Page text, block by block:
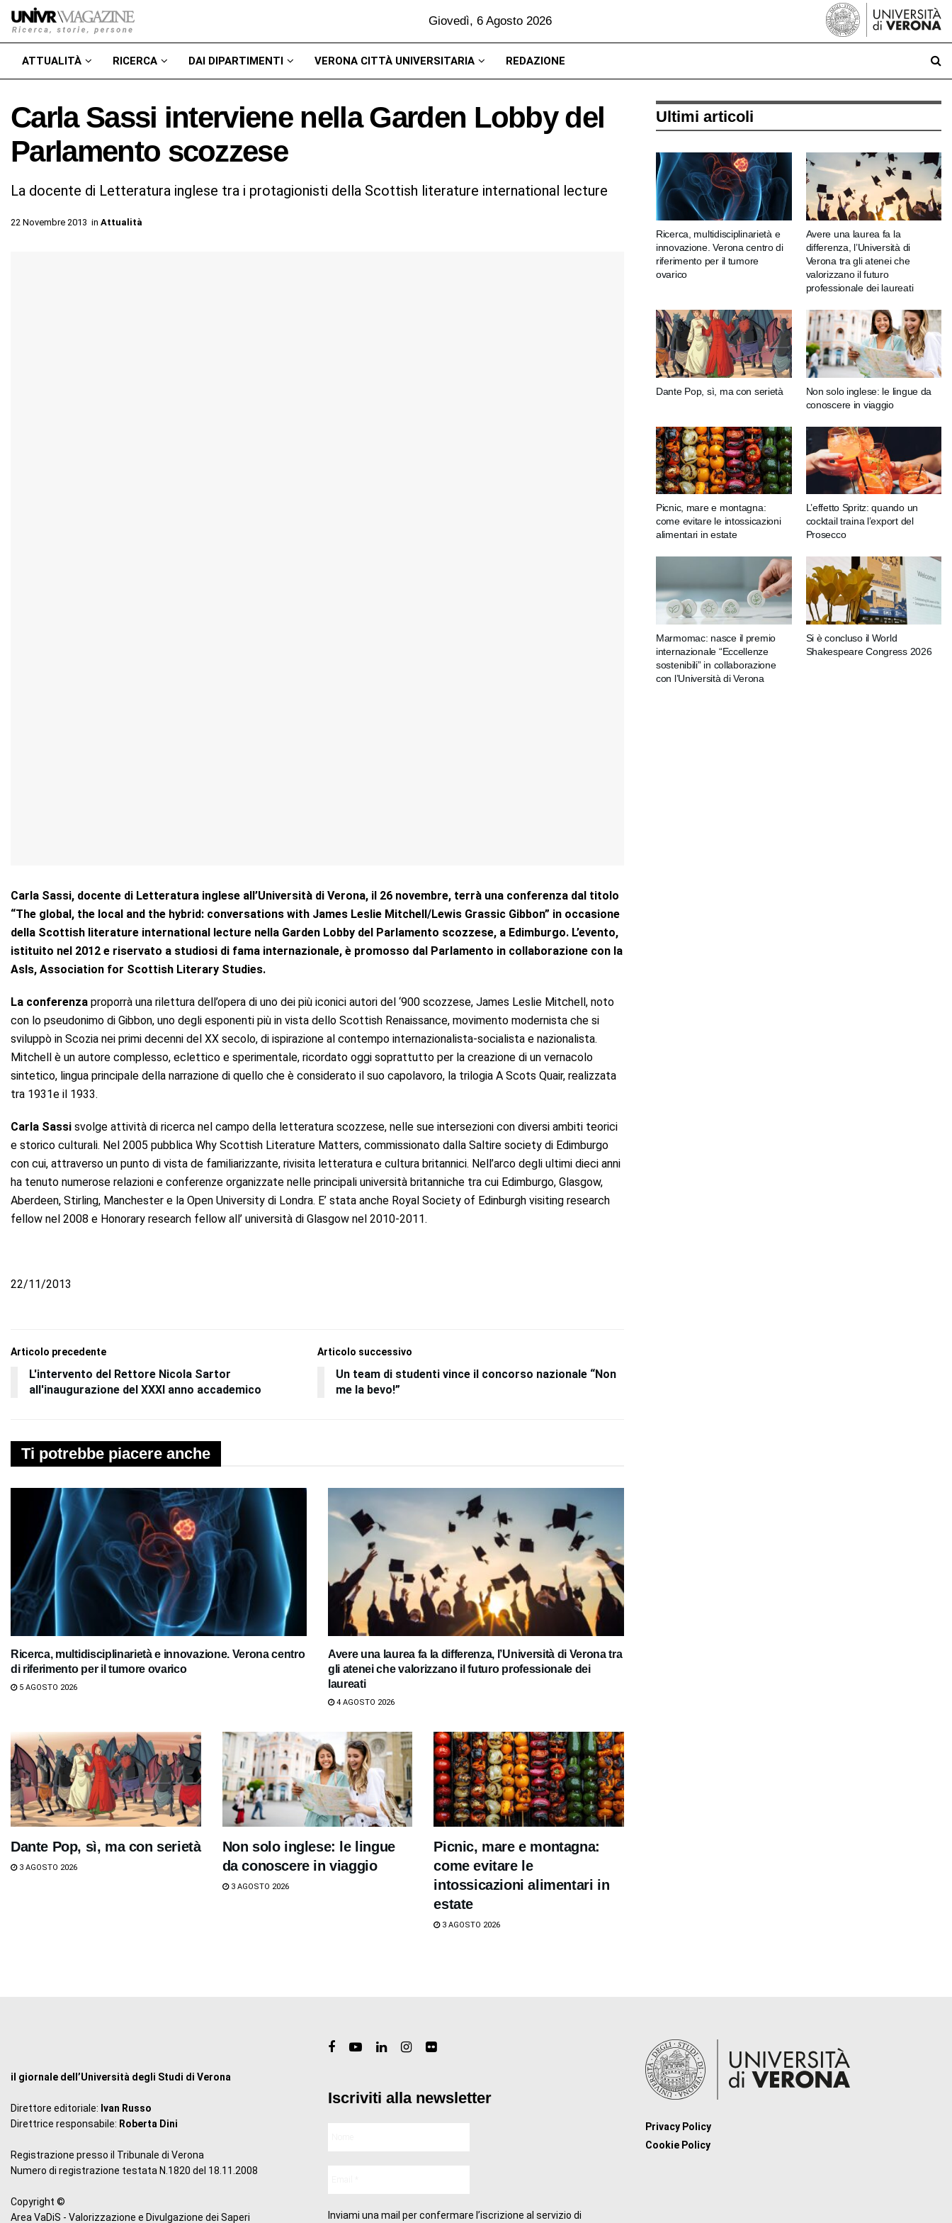
Giovedì, 6 Agosto 2026
ATTUALITÀ RICERCA DAI DIPARTIMENTI VERONA CITTÀ UNIVERSITARIA REDAZIONE
Carla Sassi interviene nella Garden Lobby del
Parlamento scozzese
La docente di Letteratura inglese tra i protagionisti della Scottish literature international lecture
22 Novembre 2013 in Attualità
Carla Sassi, docente di Letteratura inglese all’Università di Verona, il 26 novembre, terrà una conferenza dal titolo
“The global, the local and the hybrid: conversations with James Leslie Mitchell/Lewis Grassic Gibbon” in occasione
della Scottish literature international lecture nella Garden Lobby del Parlamento scozzese, a Edimburgo. L’evento,
istituito nel 2012 e riservato a studiosi di fama internazionale, è promosso dal Parlamento in collaborazione con la
Asls, Association for Scottish Literary Studies.
La conferenza proporrà una rilettura dell’opera di uno dei più iconici autori del ‘900 scozzese, James Leslie Mitchell, noto
con lo pseudonimo di Gibbon, uno degli esponenti più in vista dello Scottish Renaissance, movimento modernista che si
sviluppò in Scozia nei primi decenni del XX secolo, di ispirazione al contempo internazionalista-socialista e nazionalista.
Mitchell è un autore complesso, eclettico e sperimentale, ricordato oggi soprattutto per la creazione di un vernacolo
sintetico, lingua principale della narrazione di quello che è considerato il suo capolavoro, la trilogia A Scots Quair, realizzata
tra 1931e il 1933.
Carla Sassi svolge attività di ricerca nel campo della letteratura scozzese, nelle sue intersezioni con diversi ambiti teorici
e storico culturali. Nel 2005 pubblica Why Scottish Literature Matters, commissionato dalla Saltire society di Edimburgo
con cui, attraverso un punto di vista de familiarizzante, rivisita letteratura e cultura britannici. Nell’arco degli ultimi dieci anni
ha tenuto numerose relazioni e conferenze organizzate nelle principali università britanniche tra cui Edimburgo, Glasgow,
Aberdeen, Stirling, Manchester e la Open University di Londra. E’ stata anche Royal Society of Edinburgh visiting research
fellow nel 2008 e Honorary research fellow all’ università di Glasgow nel 2010-2011.
22/11/2013
Articolo precedente
L'intervento del Rettore Nicola Sartor
all'inaugurazione del XXXI anno accademico
Articolo successivo
Un team di studenti vince il concorso nazionale “Non
me la bevo!”
Ti potrebbe piacere anche
Ricerca, multidisciplinarietà e innovazione. Verona centro
di riferimento per il tumore ovarico
5 AGOSTO 2026
Avere una laurea fa la differenza, l’Università di Verona tra
gli atenei che valorizzano il futuro professionale dei
laureati
4 AGOSTO 2026
Dante Pop, sì, ma con serietà
3 AGOSTO 2026
Non solo inglese: le lingue
da conoscere in viaggio
3 AGOSTO 2026
Picnic, mare e montagna:
come evitare le
intossicazioni alimentari in
estate
3 AGOSTO 2026
Ultimi articoli
Ricerca, multidisciplinarietà e
innovazione. Verona centro di
riferimento per il tumore
ovarico
Avere una laurea fa la
differenza, l’Università di
Verona tra gli atenei che
valorizzano il futuro
professionale dei laureati
Dante Pop, sì, ma con serietà
Non solo inglese: le lingue da
conoscere in viaggio
Picnic, mare e montagna:
come evitare le intossicazioni
alimentari in estate
L’effetto Spritz: quando un
cocktail traina l’export del
Prosecco
Marmomac: nasce il premio
internazionale “Eccellenze
sostenibili” in collaborazione
con l’Università di Verona
Si è concluso il World
Shakespeare Congress 2026
il giornale dell’Università degli Studi di Verona
Direttore editoriale: Ivan Russo
Direttrice responsabile: Roberta Dini
Registrazione presso il Tribunale di Verona
Numero di registrazione testata N.1820 del 18.11.2008
Copyright ©
Area VaDiS - Valorizzazione e Divulgazione dei Saperi
Iscriviti alla newsletter
Inviami una mail per confermare l’iscrizione al servizio di
Privacy Policy
Cookie Policy